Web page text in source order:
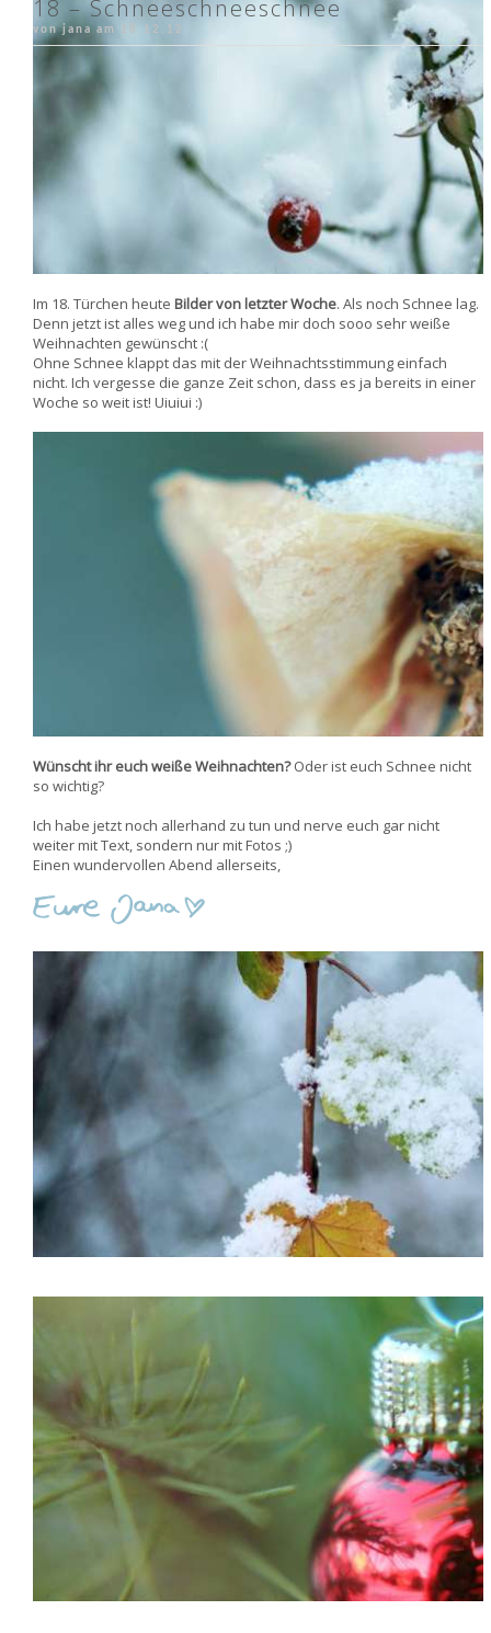
18 – Schneeschneeschnee
von jana am 18.12.12
Im 18. Türchen heute Bilder von letzter Woche. Als noch Schnee lag.
Denn jetzt ist alles weg und ich habe mir doch sooo sehr weiße
Weihnachten gewünscht :(
Ohne Schnee klappt das mit der Weihnachtsstimmung einfach
nicht. Ich vergesse die ganze Zeit schon, dass es ja bereits in einer
Woche so weit ist! Uiuiui :)
Wünscht ihr euch weiße Weihnachten?Oder ist euch Schnee nicht
so wichtig?
Ich habe jetzt noch allerhand zu tun und nerve euch gar nicht
weiter mit Text, sondern nur mit Fotos ;)
Einen wundervollen Abend allerseits,